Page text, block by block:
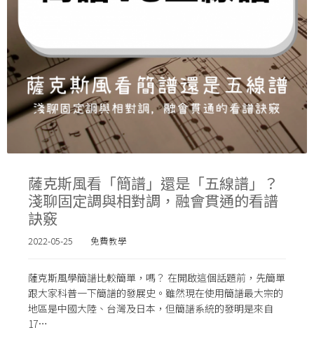
薩克斯風看「簡譜」還是「五線譜」？
淺聊固定調與相對調，融會貫通的看譜
訣竅
2022-05-25 免費教學
薩克斯風學簡譜比較簡單，嗎？ 在開啟這個話題前，先簡單
跟大家科普一下簡譜的發展史。雖然現在使用簡譜最大宗的
地區是中國大陸、台灣及日本，但簡譜系統的發明是來自
17…